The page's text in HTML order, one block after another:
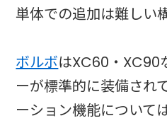
単体での追加は難しい
ボルボはXC60・XC90
ーが標準的に装備され
ーション機能について